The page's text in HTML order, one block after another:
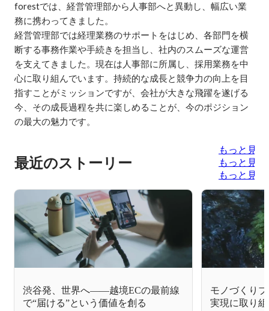
forestでは、経営管理部から人事部へと異動し、幅広い業
務に携わってきました。
経営管理部では経理業務のサポートをはじめ、各部門を横
断する事務作業や手続きを担当し、社内のスムーズな運営
を支えてきました。現在は人事部に所属し、採用業務を中
心に取り組んでいます。持続的な成長と競争力の向上を目
指すことがミッションですが、会社が大きな飛躍を遂げる
今、その成長過程を共に楽しめることが、今のポジション
の最大の魅力です。
最近のストーリー
もっと見る
もっと見る
もっと見る
渋谷発、世界へ——越境ECの最前線
で“届ける”という価値を創る
モノづくり
実現に取り